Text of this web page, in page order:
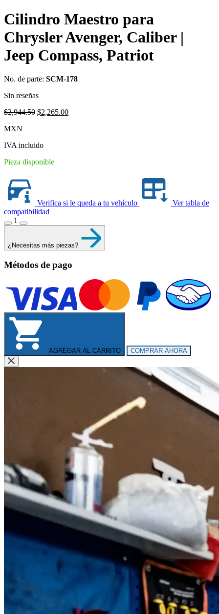
Cilindro Maestro para
Chrysler Avenger, Caliber |
Jeep Compass, Patriot
No. de parte: SCM-178
Sin reseñas
$2,944.50 Original
$2,265.00Current
MXN
IVA incluido
Pieza disponible
Verifica si le queda a tu vehículo
Ver tabla de
compatibilidad
1
¿Necesitas más piezas?
Métodos de pago
AGREGAR AL CARRITO COMPRAR AHORA